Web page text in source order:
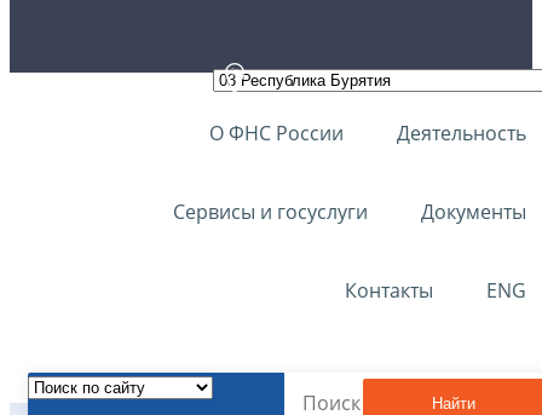
О ФНС России Деятельность
Сервисы и госуслуги Документы
Контакты ENG
Найти